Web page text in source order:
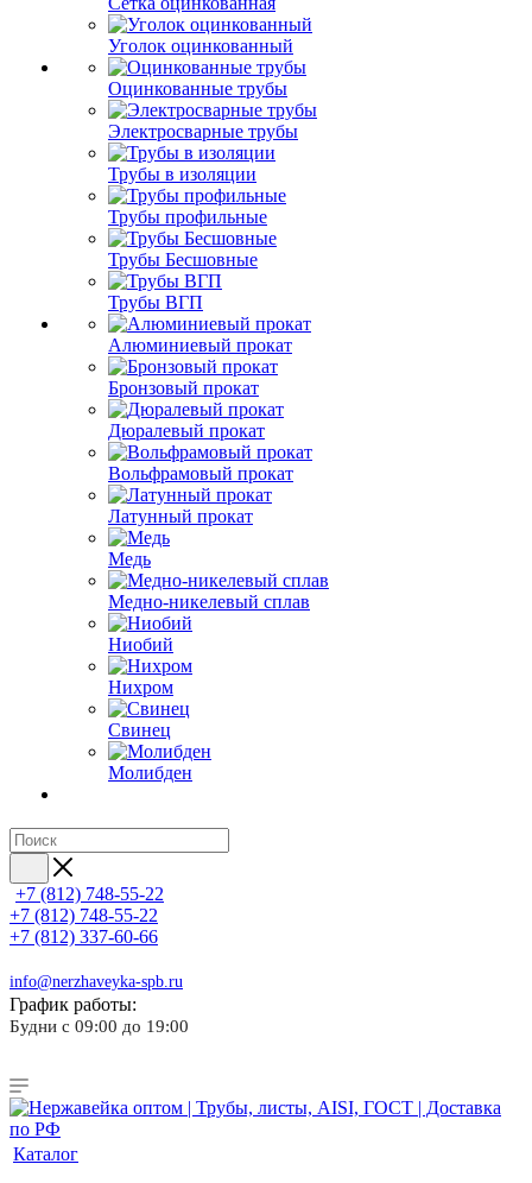
Уголок оцинкованный
Оцинкованные трубы
Электросварные трубы
Трубы в изоляции
Трубы профильные
Трубы Бесшовные
Трубы ВГП
Алюминиевый прокат
Бронзовый прокат
Дюралевый прокат
Вольфрамовый прокат
Латунный прокат
Медь
Медно-никелевый сплав
Ниобий
Нихром
Свинец
Молибден
+7 (812) 748-55-22
+7 (812) 748-55-22
+7 (812) 337-60-66
info@nerzhaveyka-spb.ru
График работы:
Будни с 09:00 до 19:00
Каталог